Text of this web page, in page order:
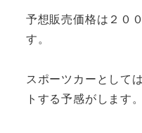
予想販売価格は２０
す。
スポーツカーとして
トする予感がします。